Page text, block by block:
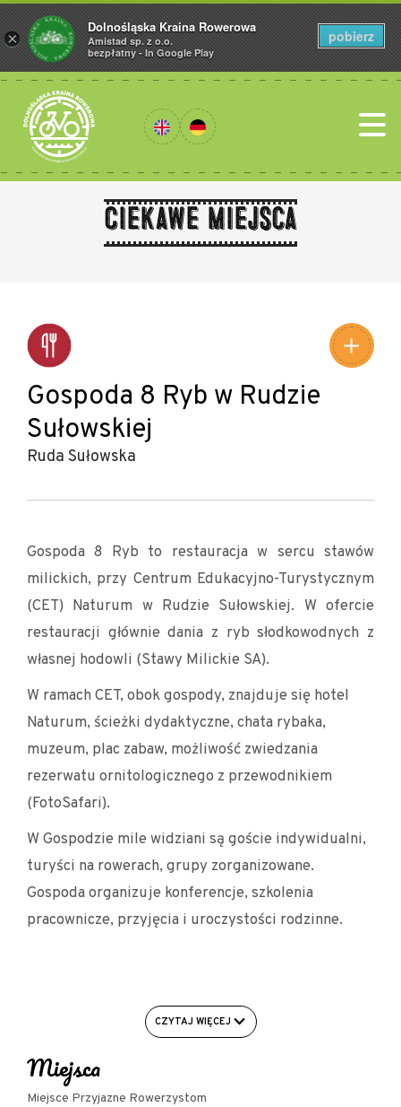
Ciekawe miejsca
Gospoda 8 Ryb w Rudzie
Sułowskiej
Ruda Sułowska
Gospoda 8 Ryb to restauracja w sercu stawów
milickich, przy Centrum Edukacyjno-Turystycznym
(CET) Naturum w Rudzie Sułowskiej. W ofercie
restauracji głównie dania z ryb słodkowodnych z
własnej hodowli (Stawy Milickie SA).
W ramach CET, obok gospody, znajduje się hotel
Naturum, ścieżki dydaktyczne, chata rybaka,
muzeum, plac zabaw, możliwość zwiedzania
rezerwatu ornitologicznego z przewodnikiem
(FotoSafari).
W Gospodzie mile widziani są goście indywidualni,
turyści na rowerach, grupy zorganizowane.
Gospoda organizuje konferencje, szkolenia
pracownicze, przyjęcia i uroczystości rodzinne.
- Garaż/pomieszczenie zamykane na
rowery/rowerownia
- Stojak na rowery w kształcę litery U (do
CZYTAJ WIĘCEJ
Miejsca
Miejsce Przyjazne Rowerzystom
×
Dolnośląska Kraina Rowerowa
Amistad sp. z o.o.
bezpłatny - In Google Play
pobierz